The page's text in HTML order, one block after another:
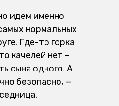
идем именно
нормальных
Где-то горка
качелей нет –
сына одного. А
безопасно, —